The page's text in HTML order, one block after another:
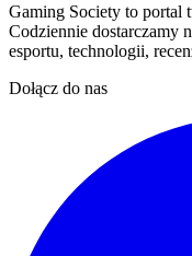
Gaming Society to portal
Codziennie dostarczamy
esportu, technologii,
Dołącz do nas